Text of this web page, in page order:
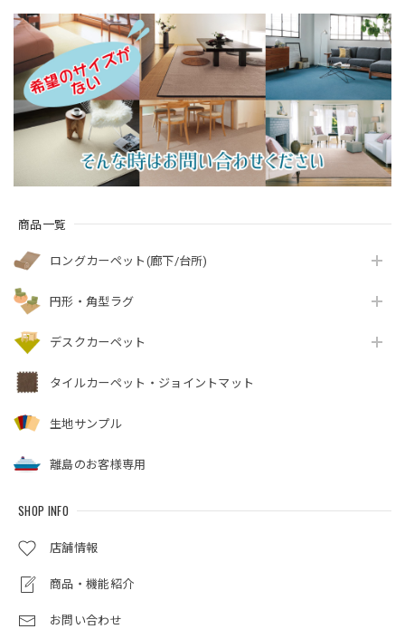
商品一覧
ロングカーペット(廊下/台所)
円形・角型ラグ
デスクカーペット
タイルカーペット・ジョイントマット
生地サンプル
離島のお客様専用
SHOP INFO
店舗情報
商品・機能紹介
お問い合わせ
いの元を90％以上カ
ット！シックな濃淡
カラーの杢調 ドット
デザイン 全4色 防炎
ラベル付『アスエポ
ック/EPC』
取れやすく日々のお
手入れ簡単♪落ち着
いたニュアンスカラ
ーのサキソニータイ
プ 無地 全4色 防炎ラ
ベル付『アスフェア
リー/FAY』
合いの異なる2種類の
ループタイプ 防炎ラ
ベル付『アスメリ
ノ/MRN』